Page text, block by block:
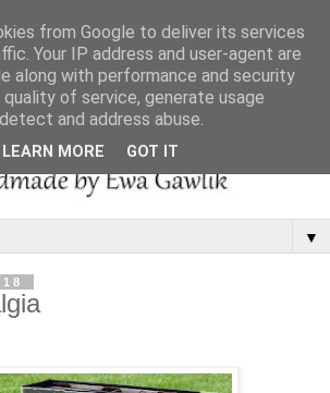
▼
from Google to deliver its services
Your IP address and user-agent are
along with performance and security
of service, generate usage
and address abuse.
LEARN MORE GOT IT